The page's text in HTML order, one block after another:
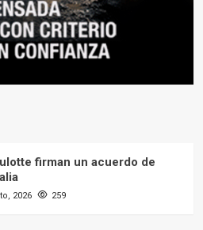
firman un acuerdo de
2026 259